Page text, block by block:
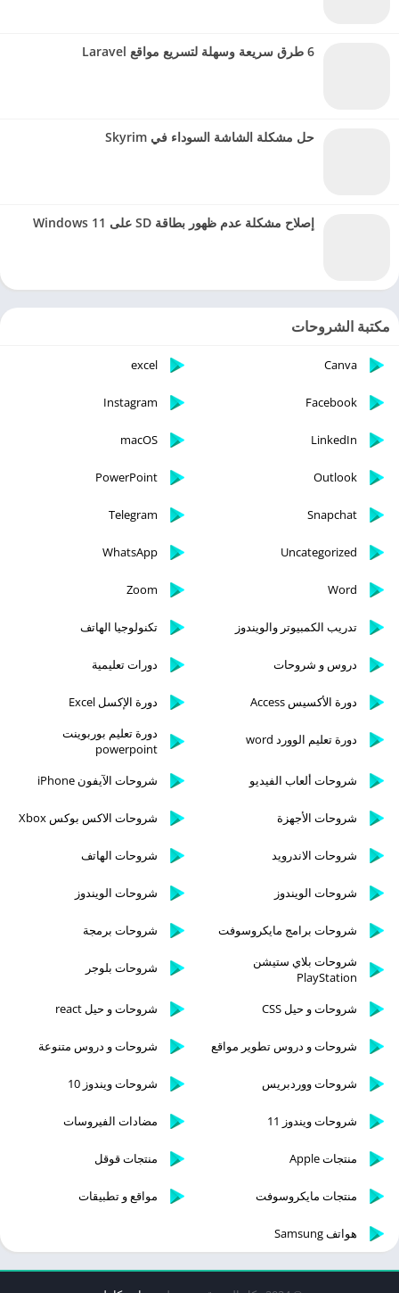
6 طرق سريعة وسهلة لتسريع مواقع Laravel
حل مشكلة الشاشة السوداء في Skyrim
إصلاح مشكلة عدم ظهور بطاقة SD على Windows 11
مكتبة الشروحات
Canva
excel
Facebook
Instagram
LinkedIn
macOS
Outlook
PowerPoint
Snapchat
Telegram
Uncategorized
WhatsApp
Word
Zoom
تدريب الكمبيوتر والويندوز تكنولوجيا الهاتف
دروس و شروحات دورات تعليمية
دورة الأكسيس Access دورة الإكسل Excel
دورة تعليم الوورد word
دورة تعليم بوربوينت
powerpoint
شروحات ألعاب الفيديو
شروحات الآيفون iPhone
شروحات الأجهزة شروحات الاكس بوكس Xbox
شروحات الاندرويد شروحات الهاتف
شروحات الويندوز شروحات الويندوز
شروحات برامج مايكروسوفت
شروحات برمجة
شروحات بلاي ستيشن
PlayStation
شروحات بلوجر
شروحات و حيل CSS شروحات و حيل react
شروحات و دروس تطوير مواقع شروحات و دروس متنوعة
شروحات ووردبريس شروحات ويندوز 10
شروحات ويندوز 11 مضادات الفيروسات
منتجات Apple منتجات قوقل
منتجات مايكروسوفت مواقع و تطبيقات
هواتف Samsung